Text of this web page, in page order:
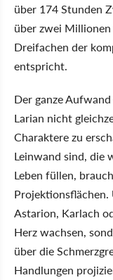
über 174 Stunden
über zwei
Dreifachen der
entspricht.
Der ganze
Larian nicht
Charaktere zu
Leinwand sind, die
Leben füllen,
Astarion, Karlach
Herz wachsen,
über die
Handlungen